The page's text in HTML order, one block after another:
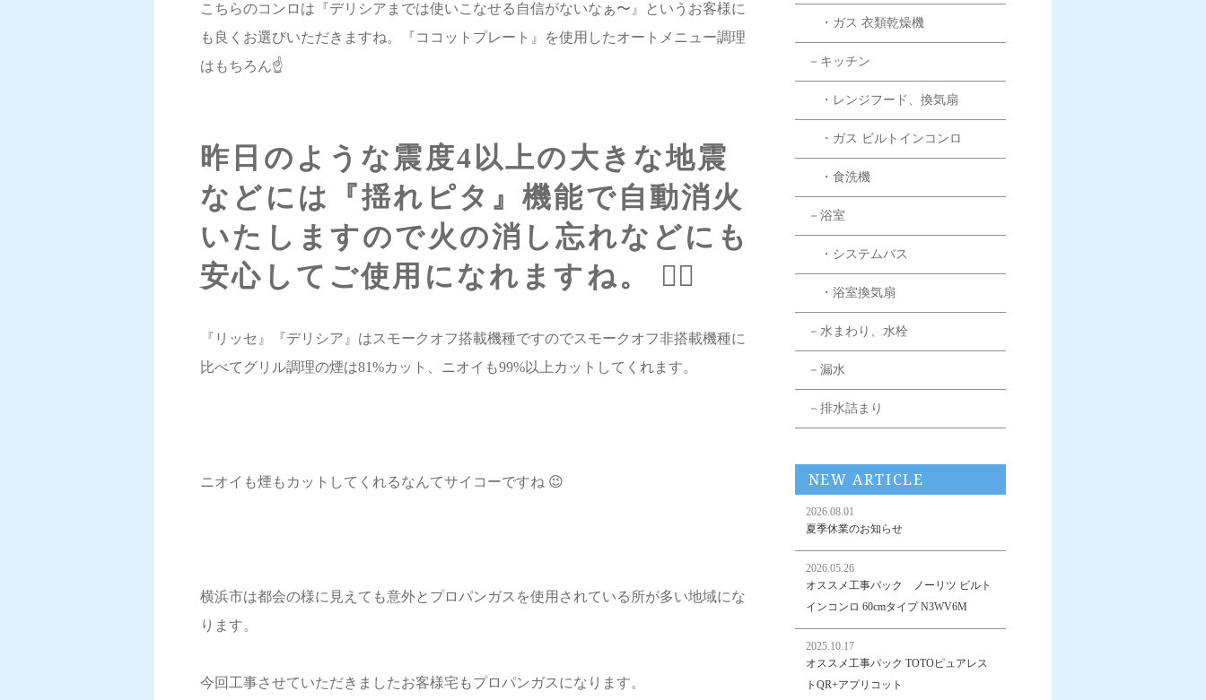
こちらのコンロは『デリシアまでは使いこなせる自信がないなぁ〜』というお客様に
も良くお選びいただきますね。『ココットプレート』を使用したオートメニュー調理
はもちろん☝️
昨日のような震度4以上の大きな地震
などには
『揺れピタ』機能で自動消火
いたしますので火の消し忘れなどにも
安心してご使用になれますね。 🙆‍♀️
『リッセ』『デリシア』はスモークオフ搭載機種ですのでスモークオフ非搭載機種に
比べてグリル調理の煙は81%カット、ニオイも99%以上カットしてくれます。
ニオイも煙もカットしてくれるなんてサイコーですね 😉
横浜市は都会の様に見えても意外とプロパンガスを使用されている所が多い地域にな
ります。
今回工事させていただきましたお客様宅もプロパンガスになります。
・ガス 衣類乾燥機
－キッチン
・レンジフード、換気扇
・ガス ビルトインコンロ
・食洗機
－浴室
・システムバス
・浴室換気扇
－水まわり、水栓
－漏水
－排水詰まり
NEW ARTICLE
2026.08.01
夏季休業のお知らせ
2026.05.26
オススメ工事パック ノーリツ ビルト
インコンロ 60cmタイプ N3WV6M
2025.10.17
オススメ工事パック TOTOピュアレス
トQR+アプリコット